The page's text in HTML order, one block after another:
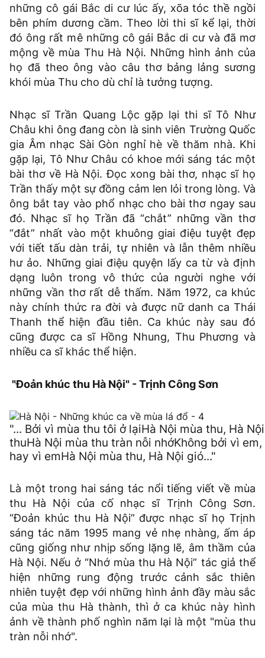
những cô gái Bắc di cư lúc ấy, xõa tóc thề ngồi
bên phím dương cầm. Theo lời thi sĩ kể lại, thời
đó ông rất mê những cô gái Bắc di cư và đã mơ
mộng về mùa Thu Hà Nội. Những hình ảnh của
họ đã theo ông vào câu thơ bảng lảng sương
khói mùa Thu cho dù chỉ là tưởng tượng.
Nhạc sĩ Trần Quang Lộc gặp lại thi sĩ Tô Như
Châu khi ông đang còn là sinh viên Trường Quốc
gia Âm nhạc Sài Gòn nghỉ hè về thăm nhà. Khi
gặp lại, Tô Như Châu có khoe mới sáng tác một
bài thơ về Hà Nội. Đọc xong bài thơ, nhạc sĩ họ
Trần thấy một sự đồng cảm len lỏi trong lòng. Và
ông bắt tay vào phổ nhạc cho bài thơ ngay sau
đó. Nhạc sĩ họ Trần đã “chắt” những vần thơ
“đắt” nhất vào một khuông giai điệu tuyệt đẹp
với tiết tấu dàn trải, tự nhiên và lẫn thêm nhiều
hư ảo. Những giai điệu quyện lấy ca từ và định
dạng luôn trong vô thức của người nghe với
những vần thơ rất dễ thấm. Năm 1972, ca khúc
này chính thức ra đời và được nữ danh ca Thái
Thanh thể hiện đầu tiên. Ca khúc này sau đó
cũng được ca sĩ Hồng Nhung, Thu Phương và
nhiều ca sĩ khác thể hiện.
"Đoản khúc thu Hà Nội" - Trịnh Công Sơn
"... Bởi vì mùa thu tôi ở lạiHà Nội mùa thu, Hà Nội
thuHà Nội mùa thu tràn nỗi nhớKhông bởi vì em,
hay vì emHà Nội mùa thu, Hà Nội gió..."
Là một trong hai sáng tác nổi tiếng viết về mùa
thu Hà Nội của cố nhạc sĩ Trịnh Công Sơn.
“Đoản khúc thu Hà Nội” được nhạc sĩ họ Trịnh
sáng tác năm 1995 mang vẻ nhẹ nhàng, ấm áp
cũng giống như nhịp sống lặng lẽ, âm thầm của
Hà Nội. Nếu ở “Nhớ mùa thu Hà Nội” tác giả thể
hiện những rung động trước cảnh sắc thiên
nhiên tuyệt đẹp với những hình ảnh đầy màu sắc
của mùa thu Hà thành, thì ở ca khúc này hình
ảnh về thành phố nghìn năm lại là một "mùa thu
tràn nỗi nhớ".